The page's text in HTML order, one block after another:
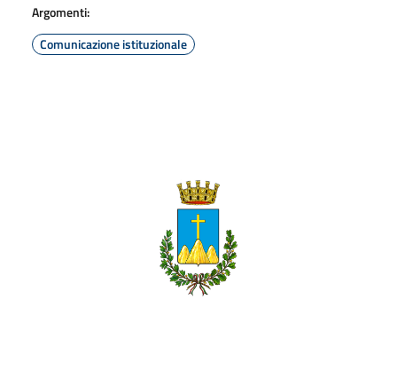
Argomenti:
Comunicazione istituzionale